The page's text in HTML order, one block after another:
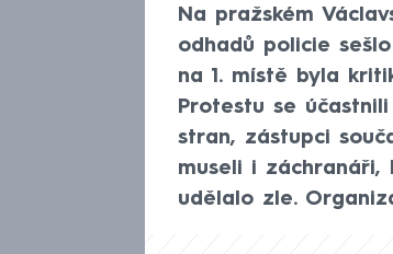
Na pražském
odhadů policie
na 1. místě byla
Protestu se
stran, zástupci
museli i záchranáři,
udělalo zle.